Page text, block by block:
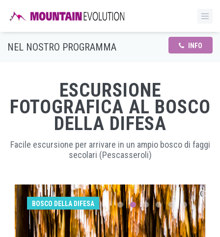
NEL NOSTRO PROGRAMMA INFO
ESCURSIONE
FOTOGRAFICA AL BOSCO
DELLA DIFESA
Facile escursione per arrivare in un ampio bosco di faggi
secolari (Pescasseroli)
BOSCO DELLA DIFESA